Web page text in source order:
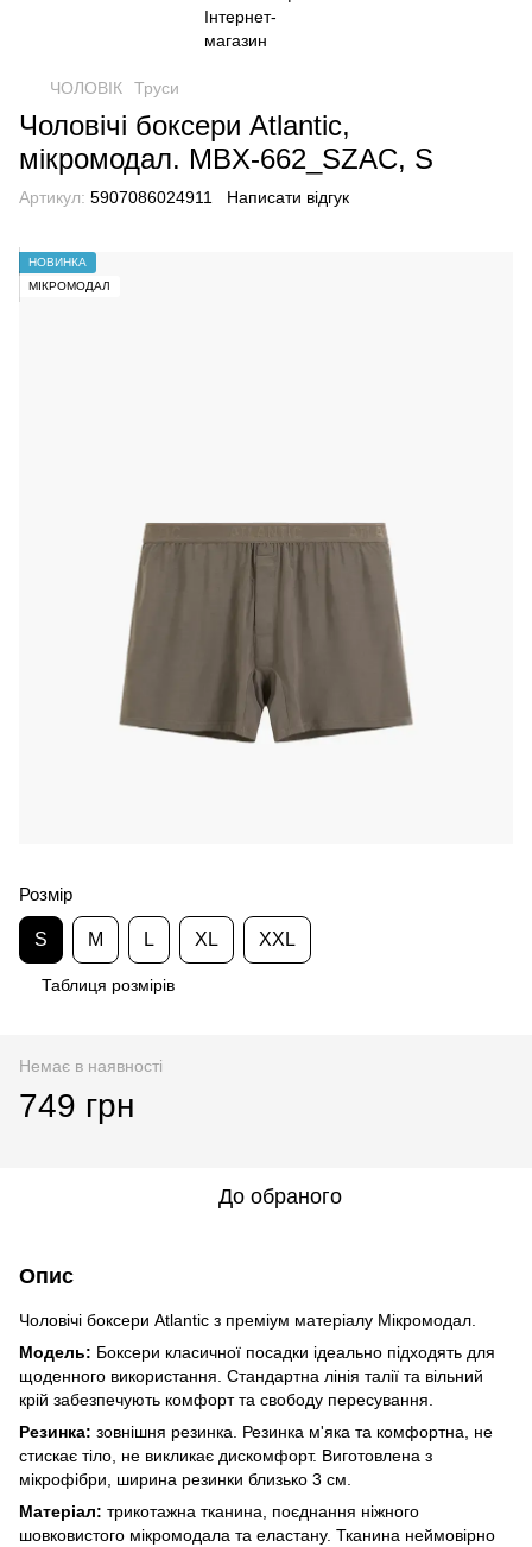
ЧОЛОВІК Труси
Чоловічі боксери Atlantic,
мікромодал. MBX-662_SZAC, S
Артикул: 5907086024911 Написати відгук
НОВИНКА
МІКРОМОДАЛ
Розмір
S M L XL XXL
Таблиця розмірів
Немає в наявності
749 грн
До обраного
Опис
Чоловічі боксери Atlantic з преміум матеріалу Мікромодал.
Модель: Боксери класичної посадки ідеально підходять для
щоденного використання. Стандартна лінія талії та вільний
крій забезпечують комфорт та свободу пересування.
Резинка: зовнішня резинка. Резинка м'яка та комфортна, не
стискає тіло, не викликає дискомфорт. Виготовлена з
мікрофібри, ширина резинки близько 3 см.
Матеріал: трикотажна тканина, поєднання ніжного
шовковистого мікромодала та еластану. Тканина неймовірно